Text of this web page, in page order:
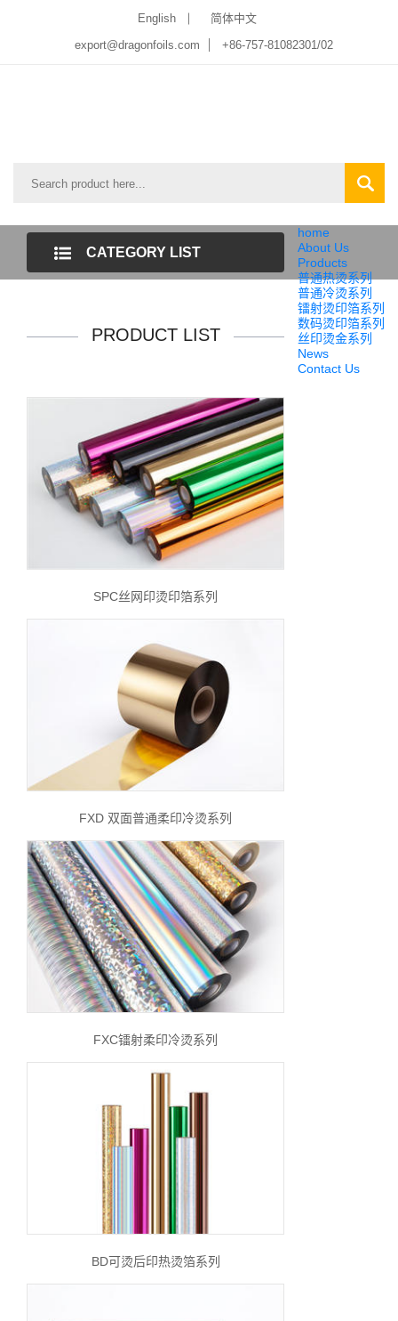
English
简体中文
export@dragonfoils.com
+86-757-81082301/02
home
About Us
Products
普通热烫系列
普通冷烫系列
镭射烫印箔系列
数码烫印箔系列
丝印烫金系列
News
Contact Us
CATEGORY LIST
PRODUCT LIST
SPC丝网印烫印箔系列
FXD 双面普通柔印冷烫系列
FXC镭射柔印冷烫系列
BD可烫后印热烫箔系列